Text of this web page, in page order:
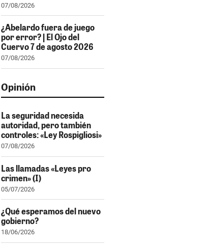
07/08/2026
¿Abelardo fuera de juego
por error? | El Ojo del
Cuervo 7 de agosto 2026
07/08/2026
Opinión
La seguridad necesida
autoridad, pero también
controles: «Ley Rospigliosi»
07/08/2026
Las llamadas «Leyes pro
crimen» (I)
05/07/2026
¿Qué esperamos del nuevo
gobierno?
18/06/2026